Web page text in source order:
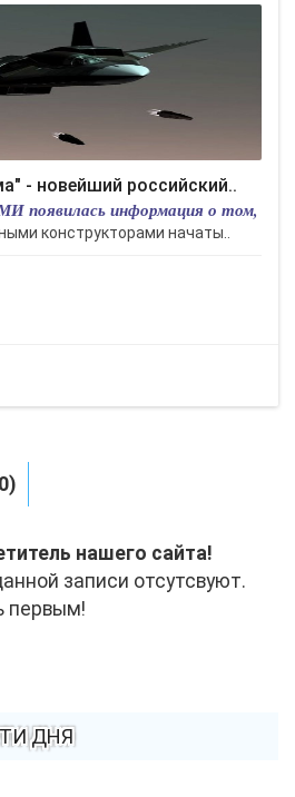
- новейший российский..
появилась информация о том,
конструкторами начаты..
нашего сайта!
записи отсутсвуют.
первым!
ДНЯ